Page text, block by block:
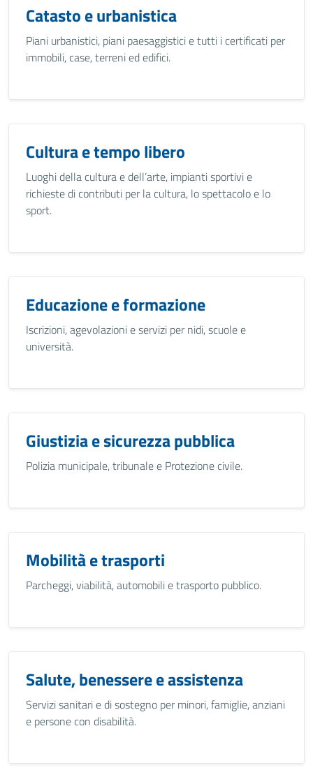
Catasto e urbanistica
Piani urbanistici, piani paesaggistici e tutti i certificati per
immobili, case, terreni ed edifici.
Cultura e tempo libero
Luoghi della cultura e dell’arte, impianti sportivi e
richieste di contributi per la cultura, lo spettacolo e lo
sport.
Educazione e formazione
Iscrizioni, agevolazioni e servizi per nidi, scuole e
università.
Giustizia e sicurezza pubblica
Polizia municipale, tribunale e Protezione civile.
Mobilità e trasporti
Parcheggi, viabilità, automobili e trasporto pubblico.
Salute, benessere e assistenza
Servizi sanitari e di sostegno per minori, famiglie, anziani
e persone con disabilità.